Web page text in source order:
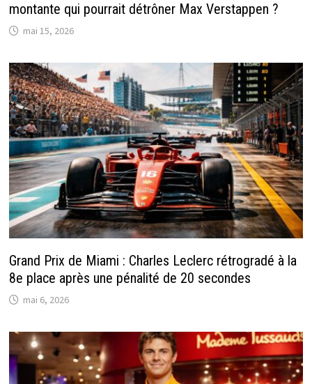
montante qui pourrait détrôner Max Verstappen ?
mai 15, 2026
Grand Prix de Miami : Charles Leclerc rétrogradé à la
8e place après une pénalité de 20 secondes
mai 6, 2026